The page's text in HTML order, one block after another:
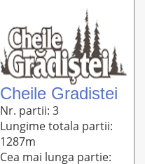
Cheile Gradistei
Nr. partii: 3
Lungime totala partii:
1287m
Cea mai lunga partie: